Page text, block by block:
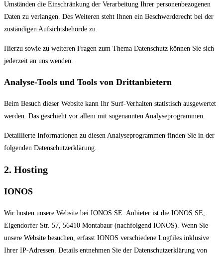
Umständen die Einschränkung der Verarbeitung Ihrer personenbezogenen
Daten zu verlangen. Des Weiteren steht Ihnen ein Beschwerderecht bei der
zuständigen Aufsichtsbehörde zu.
Hierzu sowie zu weiteren Fragen zum Thema Datenschutz können Sie sich
jederzeit an uns wenden.
Analyse-Tools und Tools von Dritt­anbietern
Beim Besuch dieser Website kann Ihr Surf-Verhalten statistisch ausgewertet
werden. Das geschieht vor allem mit sogenannten Analyseprogrammen.
Detaillierte Informationen zu diesen Analyseprogrammen finden Sie in der
folgenden Datenschutzerklärung.
2. Hosting
IONOS
Wir hosten unsere Website bei IONOS SE. Anbieter ist die IONOS SE,
Elgendorfer Str. 57, 56410 Montabaur (nachfolgend IONOS). Wenn Sie
unsere Website besuchen, erfasst IONOS verschiedene Logfiles inklusive
Ihrer IP-Adressen. Details entnehmen Sie der Datenschutzerklärung von